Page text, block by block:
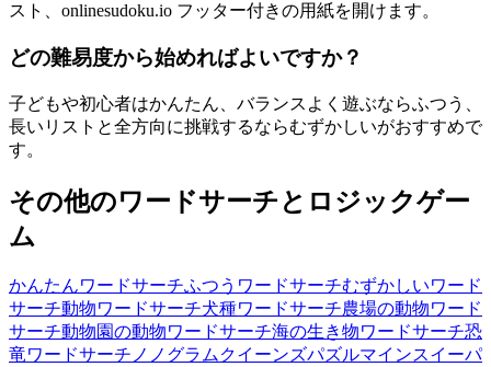
スト、onlinesudoku.io フッター付きの用紙を開けます。
どの難易度から始めればよいですか？
子どもや初心者はかんたん、バランスよく遊ぶならふつう、
長いリストと全方向に挑戦するならむずかしいがおすすめで
す。
その他のワードサーチとロジックゲー
ム
かんたんワードサーチふつうワードサーチむずかしいワード
サーチ動物ワードサーチ犬種ワードサーチ農場の動物ワード
サーチ動物園の動物ワードサーチ海の生き物ワードサーチ恐
竜ワードサーチ ノノグラムクイーンズパズルマインスイーパ